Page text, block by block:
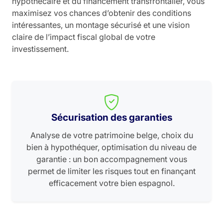
maximisez vos chances d’obtenir des conditions
intéressantes, un montage sécurisé et une vision
claire de l’impact fiscal global de votre
investissement.
Sécurisation des garanties
Analyse de votre patrimoine belge, choix du
bien à hypothéquer, optimisation du niveau de
garantie : un bon accompagnement vous
permet de limiter les risques tout en finançant
efficacement votre bien espagnol.